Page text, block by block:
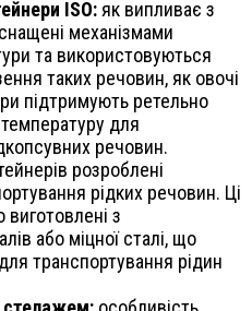
ISO: як випливає з
механізмами
та використовуються
таких речовин, як овочі
підтримують ретельно
для
речовин.
розроблені
рідких речовин. Ці
з
або міцної сталі, що
транспортування рідин